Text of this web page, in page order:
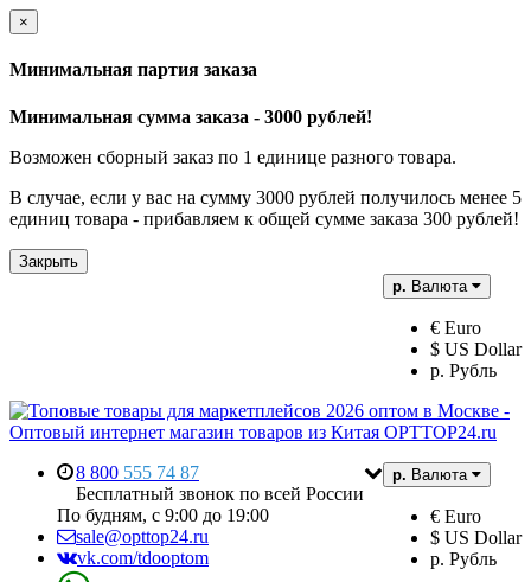
×
Минимальная партия заказа
Минимальная сумма заказа - 3000 рублей!
Возможен сборный заказ по 1 единице разного товара.
В случае, если у вас на сумму 3000 рублей получилось менее 5
единиц товара - прибавляем к общей сумме заказа 300 рублей!
Закрыть
р. Валюта
€ Euro
$ US Dollar
р. Рубль
р. Валюта
€ Euro
$ US Dollar
р. Рубль
8 800 555 74 87
Бесплатный звонок по всей России
По будням, с 9:00 до 19:00
sale@opttop24.ru
vk.com/tdooptom